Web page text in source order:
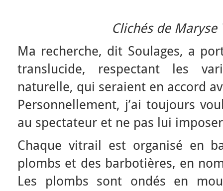
Clichés de Maryse
Ma recherche, dit Soulages, a
translucide, respectant les
naturelle, qui seraient en accord
Personnellement, j’ai toujours
au spectateur et ne pas lui
Chaque vitrail est organisé en
plombs et des barbotières, en
Les plombs sont ondés en